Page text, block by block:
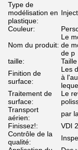
Type de
modélisation en
plastique:
Couleur:
Nom du produit:
Le
de
de p
taille:
Finition de
surface:
Les
à
Traitement de
surface:
Le
Transport
aérien:
par
Finissez!:
VDI
Contrôle de la
qualité: